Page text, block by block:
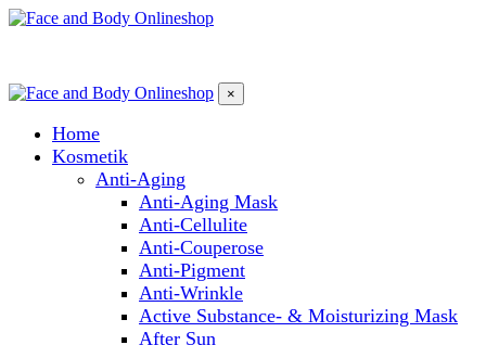
×
Home
Kosmetik
Anti-Aging
Anti-Aging Mask
Anti-Cellulite
Anti-Couperose
Anti-Pigment
Anti-Wrinkle
Active Substance- & Moisturizing Mask
After Sun